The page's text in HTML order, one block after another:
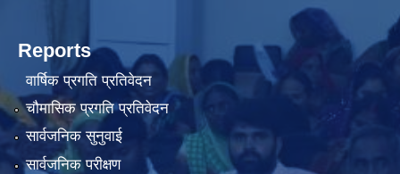
Reports
वार्षिक प्रगति प्रतिवेदन
चौमासिक प्रगति प्रतिवेदन
सार्वजनिक सुनुवाई
सार्वजनिक परीक्षण